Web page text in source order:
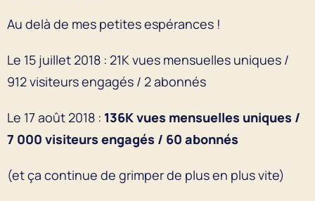
Au delà de mes petites espérances !
Le 15 juillet 2018 : 21K vues mensuelles uniques /
912 visiteurs engagés / 2 abonnés
Le 17 août 2018 : 136K vues mensuelles uniques /
7 000 visiteurs engagés / 60 abonnés
(et ça continue de grimper de plus en plus vite)